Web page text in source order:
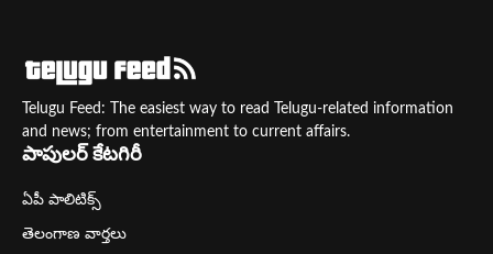
Telugu Feed: The easiest way to read Telugu-related information
and news; from entertainment to current affairs.
పాపులర్ కేటగిరీ
ఏపీ పాలిటిక్స్
తెలంగాణ వార్తలు